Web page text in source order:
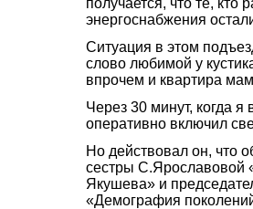
получается, что те,
энергоснабжения
Ситуация в этом
слово любимой у
впрочем и квартира
Через 30 минут, когда я
оперативно включил
Но действовал он, что
сестры С.Ярославовой
Якушева» и
«Демография